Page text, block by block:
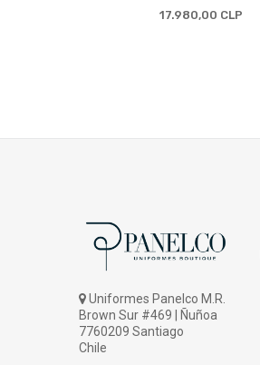
17.980,00 CLP
Uniformes Panelco M.R.
Brown Sur #469 | Ñuñoa
7760209 Santiago
Chile